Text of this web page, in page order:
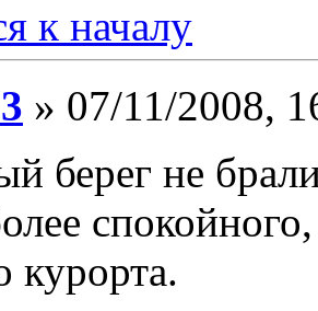
к началу
» 07/11/2008,
берег не
курорта.